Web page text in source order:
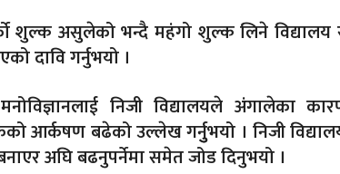
शुल्क असुलेको भन्दै महंगो शुल्क लिने
दावि गर्नुभयो ।
निजी विद्यालयले अंगालेका
आर्कषण बढेको उल्लेख गर्नुुभयो । निजी
अघि बढनुपर्नेमा समेत जोड दिनुभयो ।